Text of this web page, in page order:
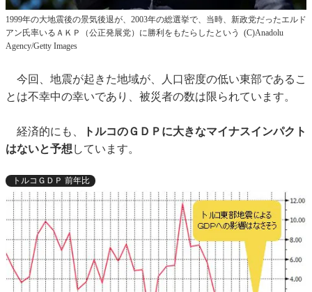
1999年の大地震後の景気後退が、2003年の総選挙で、当時、新政党だったエルド
アン氏率いるＡＫＰ（公正発展党）に勝利をもたらしたという (C)Anadolu
Agency/Getty Images
今回、地震が起きた地域が、人口密度の低い東部であるこ
とは不幸中の幸いであり、被災者の数は限られています。
経済的にも、
トルコのＧＤＰに大きなマイナスインパクト
はないと予想 しています。
トルコＧＤＰ 前年比